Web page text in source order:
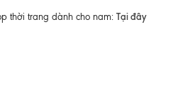
thời trang dành cho nam: Tại đây